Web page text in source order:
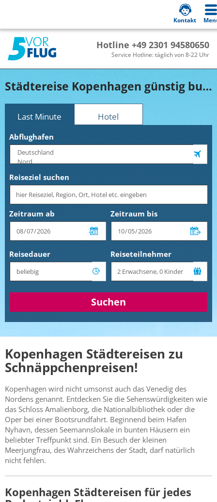
Hotline +49 2301 94580650
Service Hotline: täglich von 8-22 Uhr
Kontakt
Städtereise Kopenhagen günstig buchen!
Last Minute Hotel
Abflughafen
Reiseziel suchen
Zeitraum ab Zeitraum bis
Reisedauer Reiseteilnehmer
Suchen
Kopenhagen Städtereisen zu
Schnäppchenpreisen!
Kopenhagen wird nicht umsonst auch das Venedig des
Nordens genannt. Entdecken Sie die Sehenswürdigkeiten wie
das Schloss Amalienborg, die Nationalbibliothek oder die
Oper bei einer Bootsrundfahrt. Beginnend beim Hafen
Nyhavn, dessen Seemannslokale in bunten Häusern ein
beliebter Treffpunkt sind. Ein Besuch der kleinen
Meerjungfrau, des Wahrzeichens der Stadt, darf natürlich
nicht fehlen.
Kopenhagen Städtereisen für jedes